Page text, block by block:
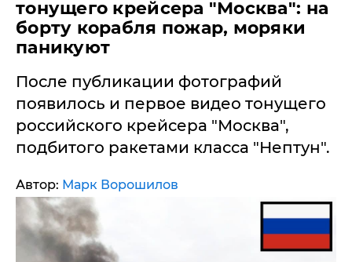
тонущего крейсера "Москва": на
борту корабля пожар, моряки
паникуют
После публикации фотографий
появилось и первое видео тонущего
российского крейсера "Москва",
подбитого ракетами класса "Нептун".
Автор: Марк Ворошилов